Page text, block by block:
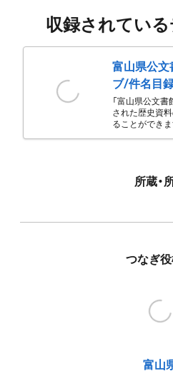
収録されてい
富山県公文
ブ/件名目
「富山県公文
された歴史資
ることができま
所蔵・
つなぎ
富山